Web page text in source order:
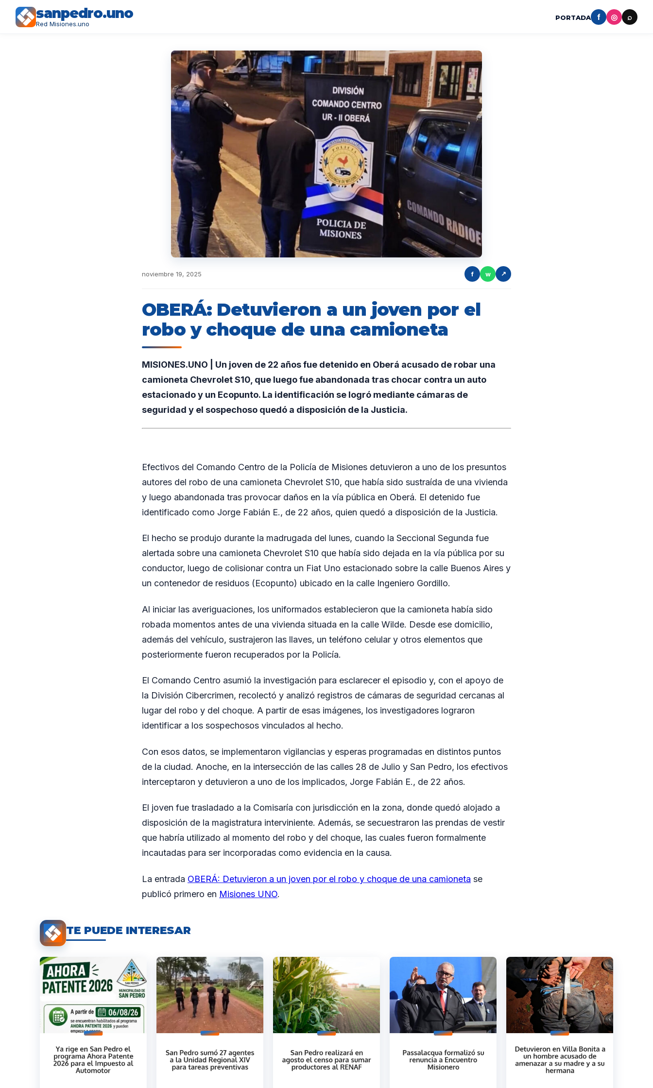
sanpedro.uno
Red Misiones.uno
PORTADA f ◎ ⌕
noviembre 19, 2025 f w ↗
OBERÁ: Detuvieron a un joven por el
robo y choque de una camioneta
MISIONES.UNO | Un joven de 22 años fue detenido en Oberá acusado de robar una
camioneta Chevrolet S10, que luego fue abandonada tras chocar contra un auto
estacionado y un Ecopunto. La identificación se logró mediante cámaras de
seguridad y el sospechoso quedó a disposición de la Justicia.
Efectivos del Comando Centro de la Policía de Misiones detuvieron a uno de los presuntos
autores del robo de una camioneta Chevrolet S10, que había sido sustraída de una vivienda
y luego abandonada tras provocar daños en la vía pública en Oberá. El detenido fue
identificado como Jorge Fabián E., de 22 años, quien quedó a disposición de la Justicia.
El hecho se produjo durante la madrugada del lunes, cuando la Seccional Segunda fue
alertada sobre una camioneta Chevrolet S10 que había sido dejada en la vía pública por su
conductor, luego de colisionar contra un Fiat Uno estacionado sobre la calle Buenos Aires y
un contenedor de residuos (Ecopunto) ubicado en la calle Ingeniero Gordillo.
Al iniciar las averiguaciones, los uniformados establecieron que la camioneta había sido
robada momentos antes de una vivienda situada en la calle Wilde. Desde ese domicilio,
además del vehículo, sustrajeron las llaves, un teléfono celular y otros elementos que
posteriormente fueron recuperados por la Policía.
El Comando Centro asumió la investigación para esclarecer el episodio y, con el apoyo de
la División Cibercrimen, recolectó y analizó registros de cámaras de seguridad cercanas al
lugar del robo y del choque. A partir de esas imágenes, los investigadores lograron
identificar a los sospechosos vinculados al hecho.
Con esos datos, se implementaron vigilancias y esperas programadas en distintos puntos
de la ciudad. Anoche, en la intersección de las calles 28 de Julio y San Pedro, los efectivos
interceptaron y detuvieron a uno de los implicados, Jorge Fabián E., de 22 años.
El joven fue trasladado a la Comisaría con jurisdicción en la zona, donde quedó alojado a
disposición de la magistratura interviniente. Además, se secuestraron las prendas de vestir
que habría utilizado al momento del robo y del choque, las cuales fueron formalmente
incautadas para ser incorporadas como evidencia en la causa.
La entrada OBERÁ: Detuvieron a un joven por el robo y choque de una camioneta se
publicó primero en Misiones UNO.
TE PUEDE INTERESAR